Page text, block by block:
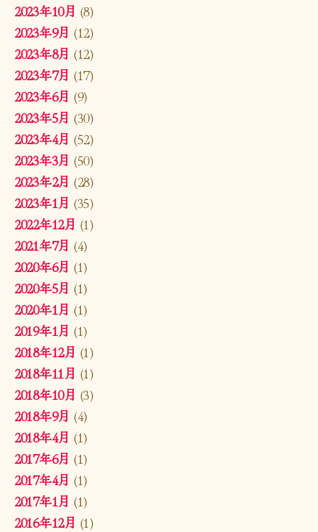
2023年10月 (8)
2023年9月 (12)
2023年8月 (12)
2023年7月 (17)
2023年6月 (9)
2023年5月 (30)
2023年4月 (52)
2023年3月 (50)
2023年2月 (28)
2023年1月 (35)
2022年12月 (1)
2021年7月 (4)
2020年6月 (1)
2020年5月 (1)
2020年1月 (1)
2019年1月 (1)
2018年12月 (1)
2018年11月 (1)
2018年10月 (3)
2018年9月 (4)
2018年4月 (1)
2017年6月 (1)
2017年4月 (1)
2017年1月 (1)
2016年12月 (1)